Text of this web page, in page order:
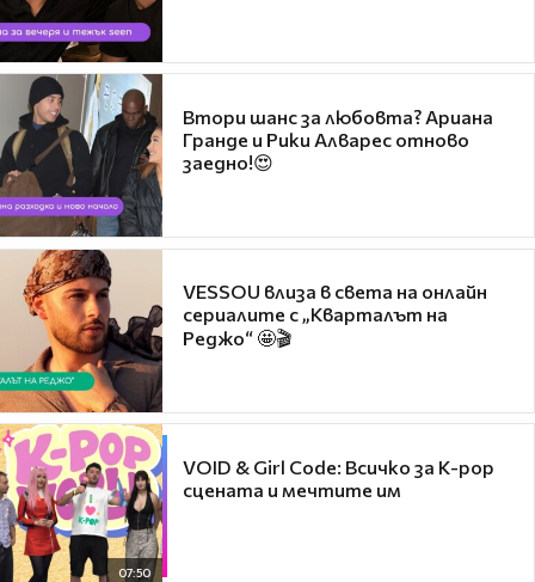
Втори шанс за любовта? Ариана
Гранде и Рики Алварес отново
заедно!😍
VESSOU влиза в света на онлайн
сериалите с „Кварталът на
Реджо“ 🤩🎬
07:50
VOID & Girl Code: Всичко за K-pop
сцената и мечтите им